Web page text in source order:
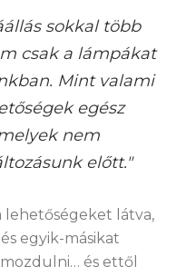
sokkal több
csak a lámpákat
Mint valami
egész
nem
előtt."
lehetőségeket látva,
egyik-másikat
és ettől